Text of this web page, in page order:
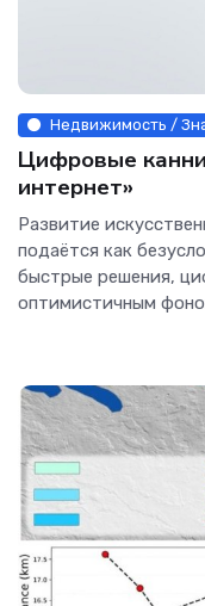
Недвижимость /
Цифровые
интернет»
Развитие
подаётся как
быстрые решения,
оптимистичным